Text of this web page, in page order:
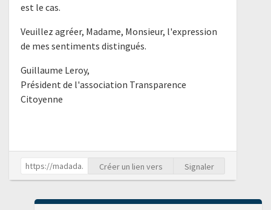
est le cas.
Veuillez agréer, Madame, Monsieur, l'expression
de mes sentiments distingués.
Guillaume Leroy,
Président de l'association Transparence
Citoyenne
Créer un lien vers Signaler